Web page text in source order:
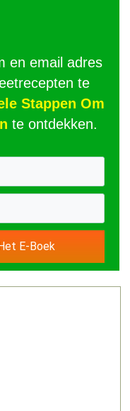
en email adres
te
Stappen Om
te ontdekken.
E-Boek